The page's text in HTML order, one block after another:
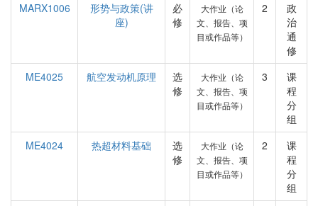
MARX1006
形势与政策(讲
座)
必
修
大作业（论
文、报告、项
目或作品等）
2
政
治
通
修
ME4025
航空发动机原理
选
修
大作业（论
文、报告、项
目或作品等）
3
课
程
分
组
ME4024
热超材料基础
选
修
大作业（论
文、报告、项
目或作品等）
2
课
程
分
组